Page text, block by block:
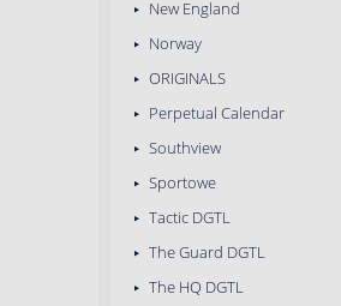
New England
Norway
ORIGINALS
Perpetual Calendar
Southview
Sportowe
Tactic DGTL
The Guard DGTL
The HQ DGTL